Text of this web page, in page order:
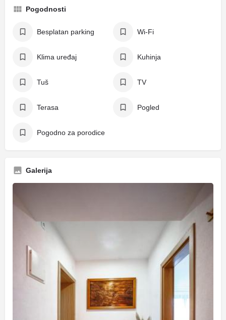
Pogodnosti
Besplatan parking Wi-Fi
Klima uređaj Kuhinja
Tuš TV
Terasa Pogled
Pogodno za porodice
Galerija